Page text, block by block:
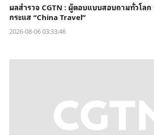
ผลสำรวจ CGTN : ผู้ตอบแบบสอบถามทั่วโลก
กระแส “China Travel”
2026-08-06 03:33:46